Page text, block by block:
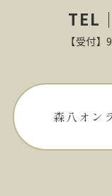
TEL
【受付
森八オン